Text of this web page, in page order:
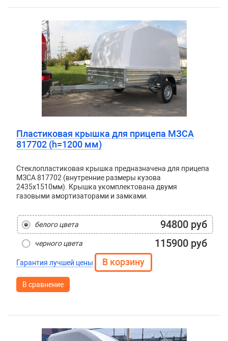
Пластиковая крышка для прицепа МЗСА
817702 (h=1200 мм)
Стеклопластиковая крышка предназначена для прицепа
МЗСА 817702 (внутренние размеры кузова
2435x1510мм). Крышка укомплектована двумя
газовыми амортизаторами и замками.
белого цвета 94800 руб
черного цвета 115900 руб
Гарантия лучшей цены
В сравнение